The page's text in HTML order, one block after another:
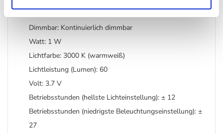
Dimmbar: Kontinuierlich dimmbar
Watt: 1 W
Lichtfarbe: 3000 K (warmweiß)
Lichtleistung (Lumen): 60
Volt: 3.7 V
Betriebsstunden (hellste Lichteinstellung): ± 12
Betriebsstunden (niedrigste Beleuchtungseinstellung): ±
27